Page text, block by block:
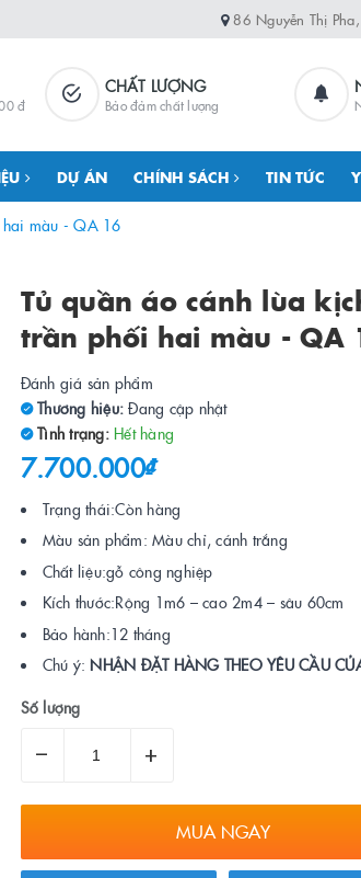
86 Nguyễn Thị
đ
CHẤT LƯỢNG
Bảo đảm chất lượng
DỰ ÁN CHÍNH SÁCH TIN TỨC
hai màu - QA 16
Tủ quần áo cánh lùa
trần phối hai màu - QA
Đánh giá sản phẩm
Thương hiệu: Đang cập nhật
Tình trạng: Hết hàng
7.700.000₫
Trạng thái:Còn hàng
Màu sản phẩm: Màu chỉ, cánh trắng
Chất liệu:gỗ công nghiệp
Kích thước:Rộng 1m6 – cao 2m4 – sâu 60cm
Bảo hành:12 tháng
Chú ý:NHẬN ĐẶT HÀNG THEO YÊU CẦU
Số lượng
– +
MUA NGAY